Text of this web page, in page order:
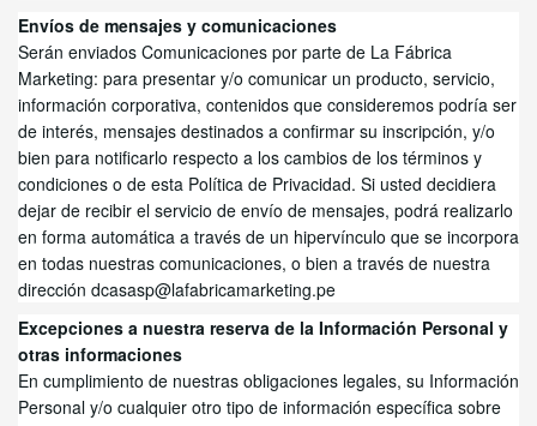
Envíos de mensajes y comunicaciones
Serán enviados Comunicaciones por parte de La Fábrica
Marketing: para presentar y/o comunicar un producto, servicio,
información corporativa, contenidos que consideremos podría ser
de interés, mensajes destinados a confirmar su inscripción, y/o
bien para notificarlo respecto a los cambios de los términos y
condiciones o de esta Política de Privacidad. Si usted decidiera
dejar de recibir el servicio de envío de mensajes, podrá realizarlo
en forma automática a través de un hipervínculo que se incorpora
en todas nuestras comunicaciones, o bien a través de nuestra
dirección dcasasp@lafabricamarketing.pe
Excepciones a nuestra reserva de la Información Personal y
otras informaciones
En cumplimiento de nuestras obligaciones legales, su Información
Personal y/o cualquier otro tipo de información específica sobre